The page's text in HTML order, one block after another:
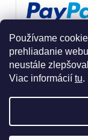
Používame
prehliadanie
neustále
Viac informácií tu.
Copyright 2026